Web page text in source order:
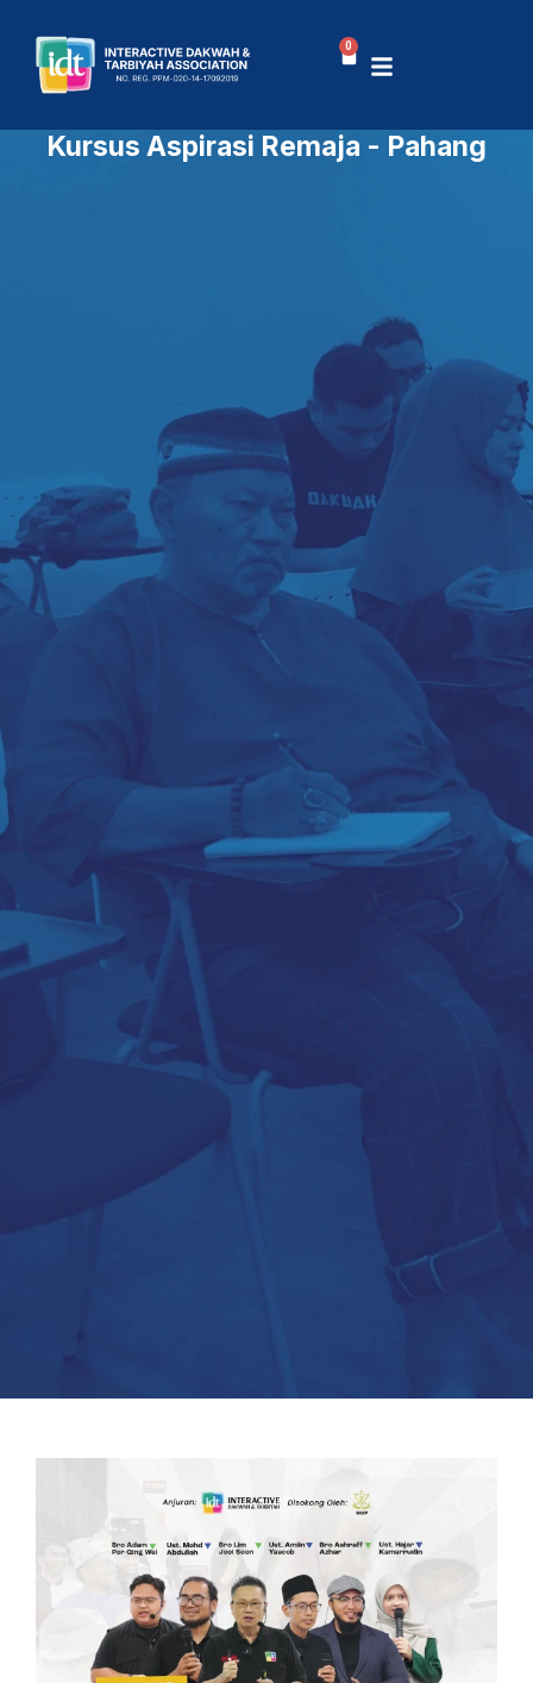
content
0
Basket
Kursus Aspirasi Remaja - Pahang